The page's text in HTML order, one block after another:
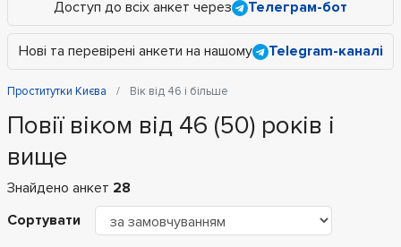
Доступ до всіх анкет через Телеграм-бот
Нові та перевірені анкети на нашому Telegram-каналі
Проститутки Києва Вік від 46 і більше
Повії віком від 46 (50) років і
вище
Знайдено анкет 28
Сортувати